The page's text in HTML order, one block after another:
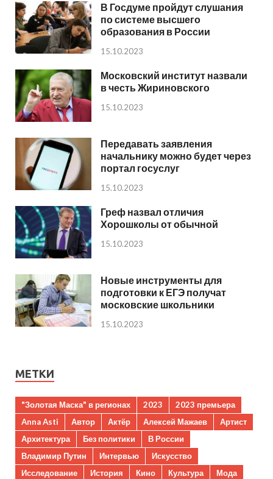
В Госдуме пройдут слушания
по системе высшего
образования в России
15.10.2023
Московский институт назвали
в честь Жириновского
15.10.2023
Передавать заявления
начальнику можно будет через
портал госуслуг
15.10.2023
Греф назвал отличия
Хорошколы от обычной
15.10.2023
Новые инструменты для
подготовки к ЕГЭ получат
московские школьники
15.10.2023
МЕТКИ
"Золотая Маска" в регионах 2023
2023 премьера
Anna Asti
Автор Актёр Алексей Мажаев
Артист
Архитектура
Без политики
В России
Владимир Путин
Интервью
Искусство
Исследование
История Кино Культура
Мода